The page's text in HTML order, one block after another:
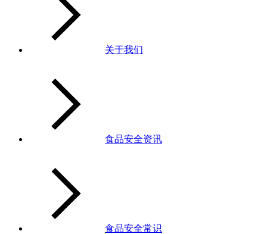
关于我们
食品安全资讯
食品安全常识